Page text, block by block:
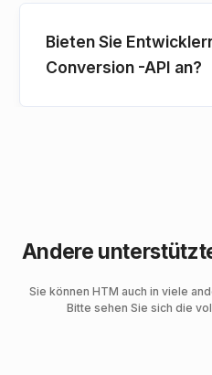
Bieten Sie
Conversion -API an?
Andere
Sie können HTM auch in viele
Bitte sehen Sie sich die